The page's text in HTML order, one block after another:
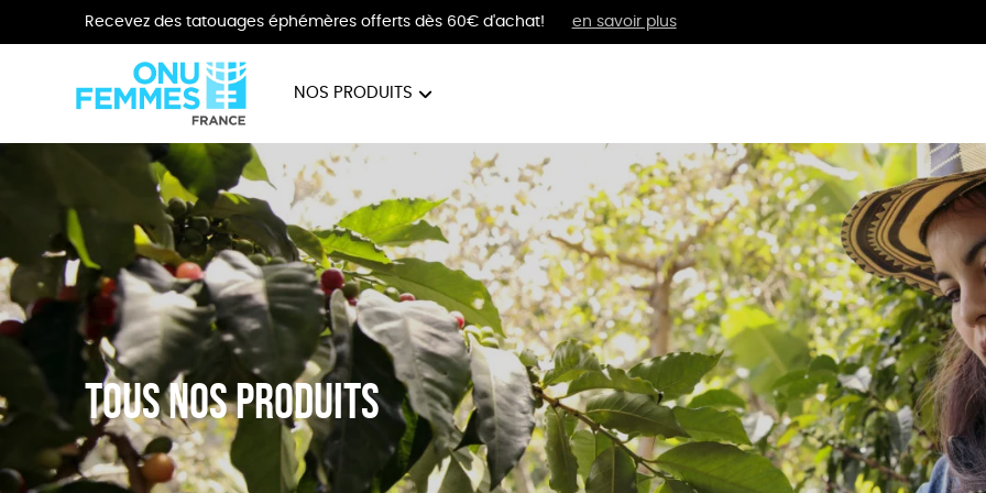
Recevez des tatouages éphémères offerts dès 60€ d'achat! en savoir plus
NOS PRODUITS
BIJOUX VÊTEMENTS BIEN-ÊTRE
Tous nos produits